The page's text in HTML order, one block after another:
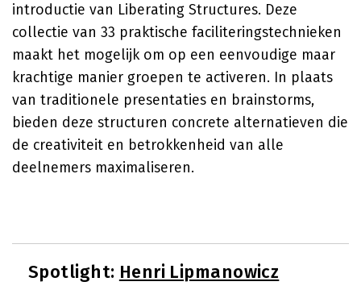
introductie van Liberating Structures. Deze
collectie van 33 praktische faciliteringstechnieken
maakt het mogelijk om op een eenvoudige maar
krachtige manier groepen te activeren. In plaats
van traditionele presentaties en brainstorms,
bieden deze structuren concrete alternatieven die
de creativiteit en betrokkenheid van alle
deelnemers maximaliseren.
Spotlight: Henri Lipmanowicz